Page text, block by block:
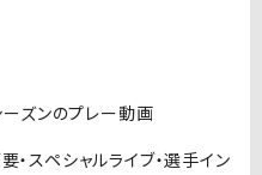
ズンのプレー動画
・スペシャルライブ・選手イン